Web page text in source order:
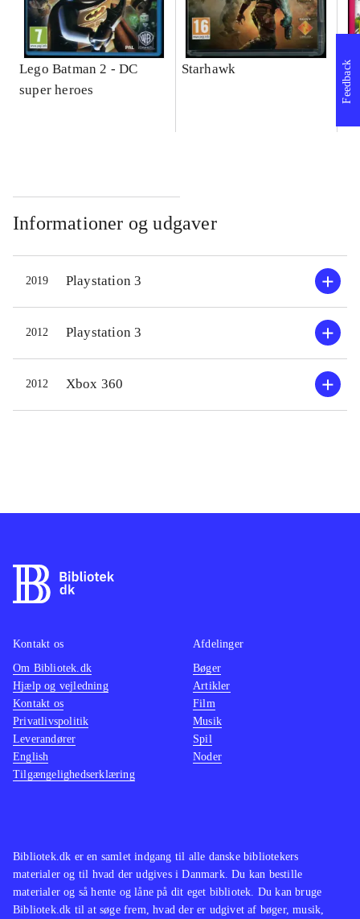
Lego Batman 2 - DC
super heroes
Starhawk
Informationer og udgaver
2019 Playstation 3
2012 Playstation 3
2012 Xbox 360
Feedback
Bibliotek.dk er en samlet indgang til alle danske bibliotekers
materialer og til hvad der udgives i Danmark. Du kan bestille
materialer og så hente og låne på dit eget bibliotek. Du kan bruge
Bibliotek.dk til at søge frem, hvad der er udgivet af bøger, musik,
Kontakt os
Om Bibliotek.dk
Hjælp og vejledning
Kontakt os
Privatlivspolitik
Leverandører
English
Tilgængelighedserklæring
Afdelinger
Bøger
Artikler
Film
Musik
Spil
Noder